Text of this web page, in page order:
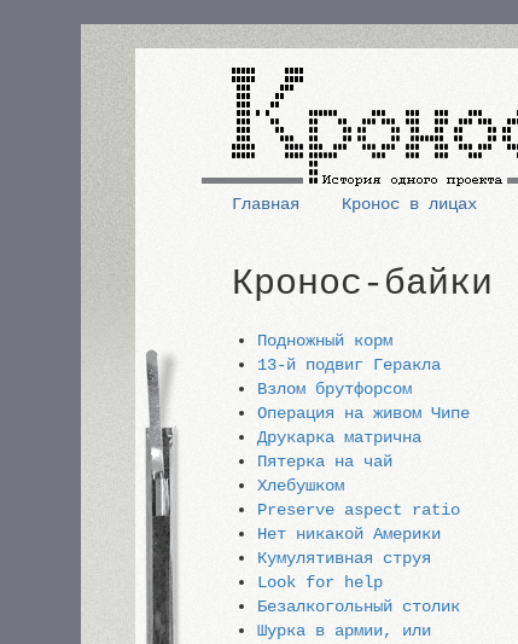
Основная
навигация
Главная Кронос в лицах
Кронос-байки
Подножный корм
13-й подвиг Геракла
Взлом брутфорсом
Операция на живом Чипе
Друкарка матрична
Пятерка на чай
Хлебушком
Preserve aspect ratio
Нет никакой Америки
Кумулятивная струя
Look for help
Безалкогольный столик
Шурка в армии, или